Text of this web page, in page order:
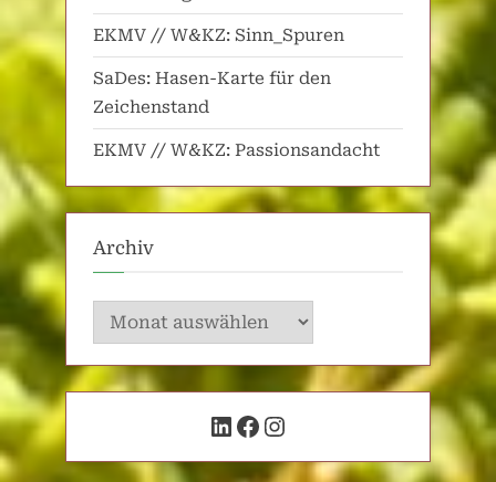
EKMV // W&KZ: Sinn_Spuren
SaDes: Hasen-Karte für den
Zeichenstand
EKMV // W&KZ: Passionsandacht
Archiv
Archiv
LinkedIn
Facebook
Instagram